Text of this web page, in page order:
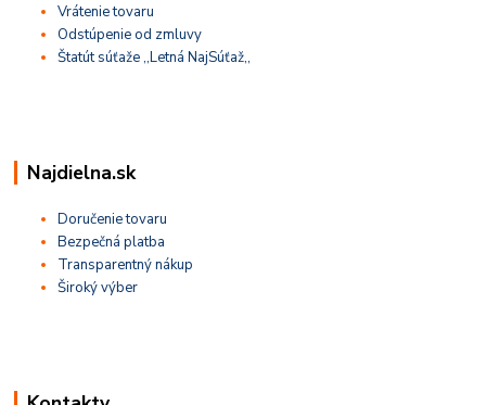
Vrátenie tovaru
Odstúpenie od zmluvy
Štatút súťaže ,,Letná NajSúťaž,,
Najdielna.sk
Doručenie tovaru
Bezpečná platba
Transparentný nákup
Široký výber